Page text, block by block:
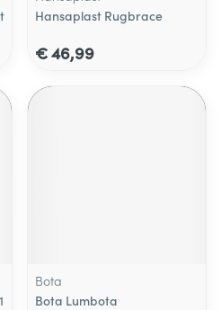
Hansaplast Rugbrace
€ 46,99
Bota
Bota Lumbota